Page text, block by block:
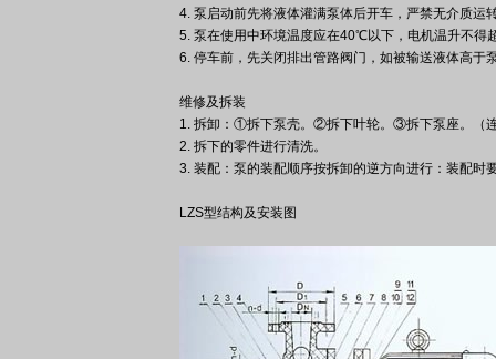
4. 泵启动前先将液体灌满泵体后开车，严禁无介质运
5. 泵在使用中环境温度应在40℃以下，电机温升不得
6. 停车前，先关闭排出管路阀门，如被输送液体高于
维修及拆装
1. 拆卸：①拆下泵壳。②拆下叶轮。③拆下泵座。（
2. 拆下的零件进行清洗。
3. 装配：泵的装配顺序按拆卸的逆方向进行：装配时
LZS型结构及安装图